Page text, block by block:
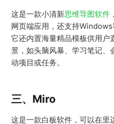
这是一款小清新思维导图软件
网页端应用，还支持Windows
它还内置海量精品模板供用户
景，如头脑风暴、学习笔记、
动项目或任务。
三、Miro
这是一款白板软件，可以在里